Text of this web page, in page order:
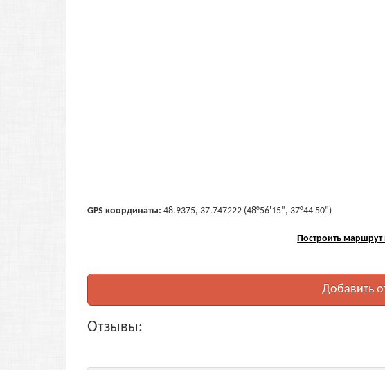
GPS координаты: 48.9375, 37.747222 (48°56'15", 37°44'50")
Построить маршрут
Добавить
Отзывы: